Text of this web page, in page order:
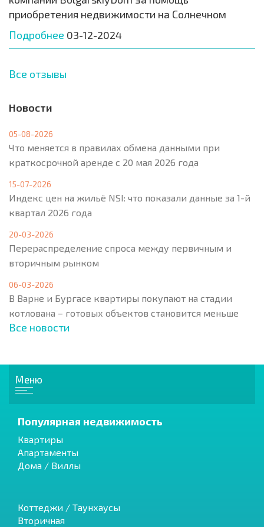
приобретения недвижимости на Солнечном
Подробнее 03-12-2024
Все отзывы
Новости
05-08-2026
Что меняется в правилах обмена данными при
краткосрочной аренде с 20 мая 2026 года
15-07-2026
Индекс цен на жильё NSI: что показали данные за 1-й
квартал 2026 года
20-03-2026
Перераспределение спроса между первичным и
вторичным рынком
06-03-2026
В Варне и Бургасе квартиры покупают на стадии
котлована – готовых объектов становится меньше
Все новости
Меню
Популярная недвижимость
Квартиры
Апартаменты
Дома / Виллы
Коттеджи / Таунхаусы
Вторичная